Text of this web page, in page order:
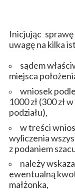
Inicjując
uwagę na kilka
sądem
miejsca
wniosek
1000 zł (300 zł
podziału),
w treści
wyliczenia
z podaniem
należy
ewentualną
małżonka,